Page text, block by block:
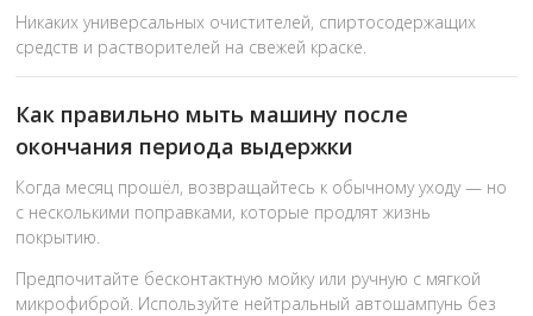
Никаких универсальных очистителей, спиртосодержащих
средств и растворителей на свежей краске.
Как правильно мыть машину после
окончания периода выдержки
Когда месяц прошёл, возвращайтесь к обычному уходу — но
с несколькими поправками, которые продлят жизнь
покрытию.
Предпочитайте бесконтактную мойку или ручную с мягкой
микрофиброй. Используйте нейтральный автошампунь без